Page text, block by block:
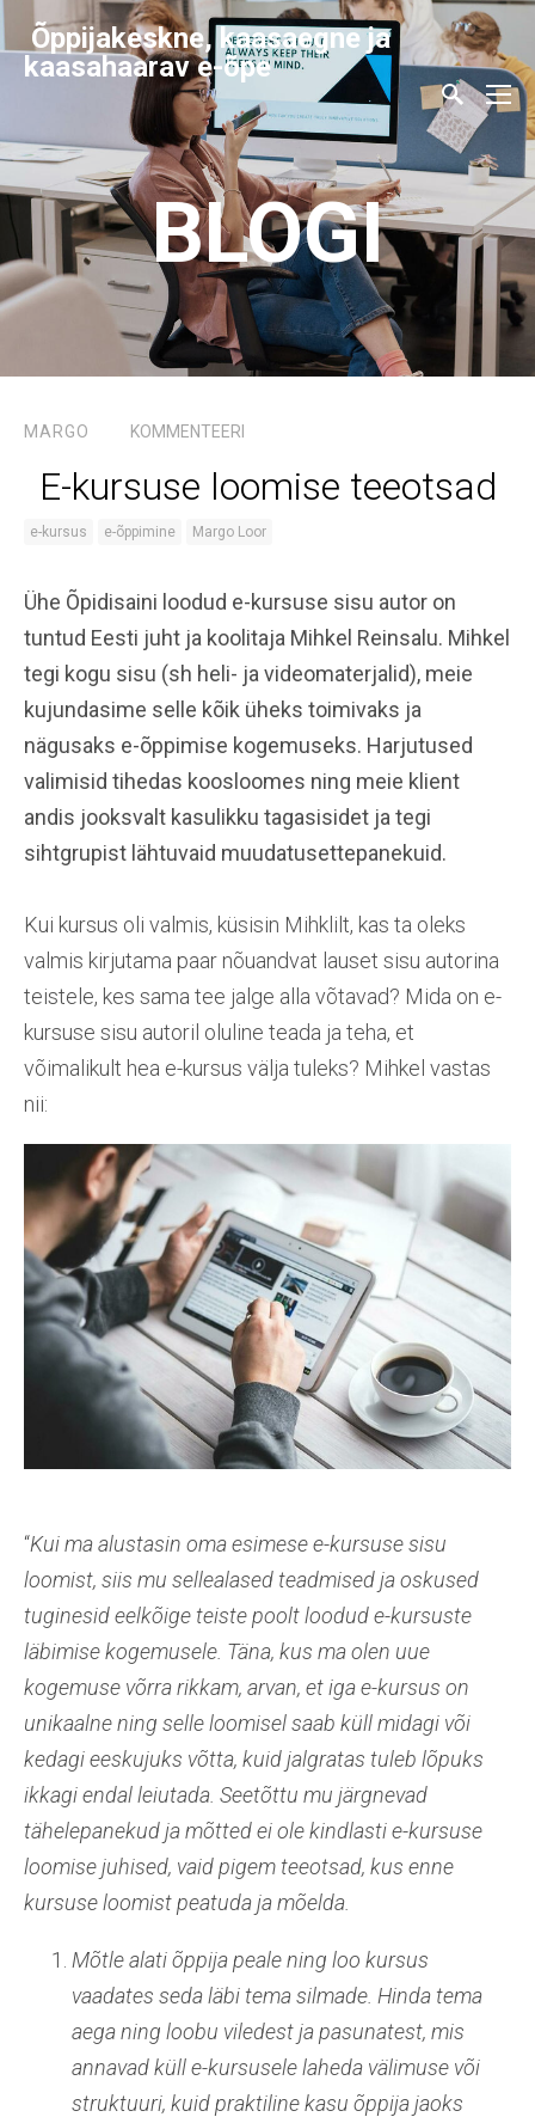
Õppijakeskne, kaasaegne ja
kaasahaarav e-õpe
BLOGI
MARGO KOMMENTEERI
E-kursuse loomise teeotsad
e-kursus e-õppimine Margo Loor
Ühe Õpidisaini loodud e-kursuse sisu autor on
tuntud Eesti juht ja koolitaja Mihkel Reinsalu. Mihkel
tegi kogu sisu (sh heli- ja videomaterjalid), meie
kujundasime selle kõik üheks toimivaks ja
nägusaks e-õppimise kogemuseks. Harjutused
valimisid tihedas koosloomes ning meie klient
andis jooksvalt kasulikku tagasisidet ja tegi
sihtgrupist lähtuvaid muudatusettepanekuid.
Kui kursus oli valmis, küsisin Mihklilt, kas ta oleks
valmis kirjutama paar nõuandvat lauset sisu autorina
teistele, kes sama tee jalge alla võtavad? Mida on e-
kursuse sisu autoril oluline teada ja teha, et
võimalikult hea e-kursus välja tuleks? Mihkel vastas
nii:
“Kui ma alustasin oma esimese e-kursuse sisu
loomist, siis mu sellealased teadmised ja oskused
tuginesid eelkõige teiste poolt loodud e-kursuste
läbimise kogemusele. Täna, kus ma olen uue
kogemuse võrra rikkam, arvan, et iga e-kursus on
unikaalne ning selle loomisel saab küll midagi või
kedagi eeskujuks võtta, kuid jalgratas tuleb lõpuks
ikkagi endal leiutada. Seetõttu mu järgnevad
tähelepanekud ja mõtted ei ole kindlasti e-kursuse
loomise juhised, vaid pigem teeotsad, kus enne
kursuse loomist peatuda ja mõelda.
Mõtle alati õppija peale ning loo kursus
vaadates seda läbi tema silmade. Hinda tema
aega ning loobu viledest ja pasunatest, mis
annavad küll e-kursusele laheda välimuse või
struktuuri, kuid praktiline kasu õppija jaoks